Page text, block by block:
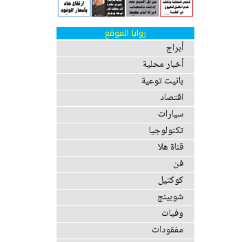
زوايا الموقع
أبراج
أخبار محلية
بانيت توعية
اقتصاد
سيارات
تكنولوجيا
قناة هلا
فن
كوكتيل
شوبينج
وفيات
مفقودات